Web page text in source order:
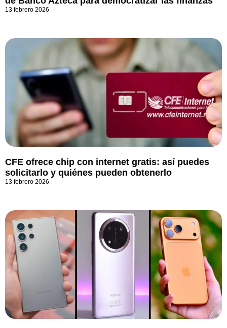
13 febrero 2026
CFE ofrece chip con internet gratis: así puedes
solicitarlo y quiénes pueden obtenerlo
13 febrero 2026